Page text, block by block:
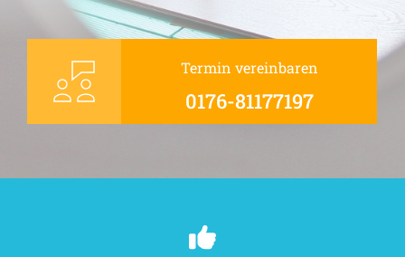
Termin vereinbaren
0176-81177197